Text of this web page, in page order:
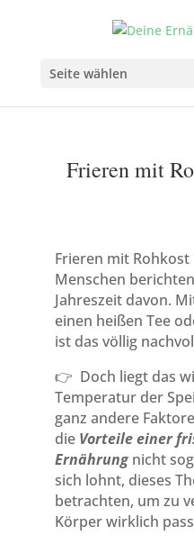
Seite wählen
Frieren mit
Frieren mit Rohkost
Menschen
Jahreszeit davon.
einen heißen Tee
ist das völlig
👉 Doch liegt das
Temperatur der
ganz andere
die Vorteile einer
Ernährungnicht
sich lohnt, dieses
betrachten, um zu
Körper wirklich